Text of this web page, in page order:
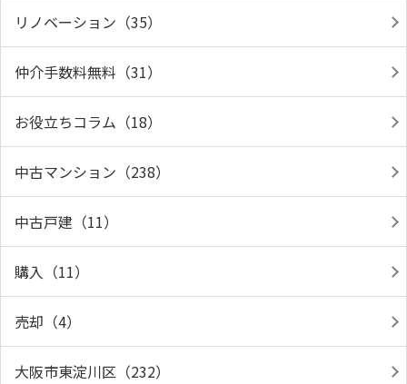
リノベーション（35）
仲介手数料無料（31）
お役立ちコラム（18）
中古マンション（238）
中古戸建（11）
購入（11）
売却（4）
大阪市東淀川区（232）